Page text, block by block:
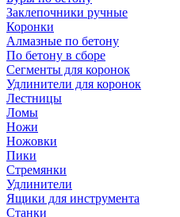
Заклепочники ручные
Коронки
Алмазные по бетону
По бетону в сборе
Сегменты для коронок
Удлинители для коронок
Лестницы
Ломы
Ножи
Ножовки
Пики
Стремянки
Удлинители
Ящики для инструмента
Станки